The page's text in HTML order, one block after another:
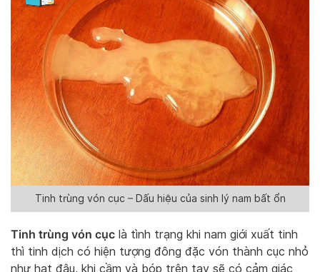
Tinh trùng vón cục – Dấu hiệu của sinh lý nam bất ổn
Tinh trùng vón cục là tình trạng khi nam giới xuất tinh
thì tinh dịch có hiện tượng đông đặc vón thành cục nhỏ
như hạt đậu, khi cầm và bóp trên tay sẽ có cảm giác